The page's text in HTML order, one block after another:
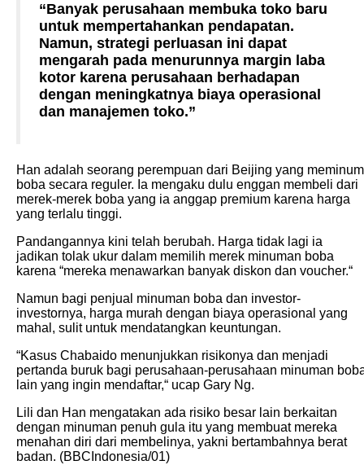
“Banyak perusahaan membuka toko baru
untuk mempertahankan pendapatan.
Namun, strategi perluasan ini dapat
mengarah pada menurunnya margin laba
kotor karena perusahaan berhadapan
dengan meningkatnya biaya operasional
dan manajemen toko.”
Han adalah seorang perempuan dari Beijing yang meminum
boba secara reguler. Ia mengaku dulu enggan membeli dari
merek-merek boba yang ia anggap premium karena harga
yang terlalu tinggi.
Pandangannya kini telah berubah. Harga tidak lagi ia
jadikan tolak ukur dalam memilih merek minuman boba
karena “mereka menawarkan banyak diskon dan voucher.“
Namun bagi penjual minuman boba dan investor-
investornya, harga murah dengan biaya operasional yang
mahal, sulit untuk mendatangkan keuntungan.
“Kasus Chabaido menunjukkan risikonya dan menjadi
pertanda buruk bagi perusahaan-perusahaan minuman
lain yang ingin mendaftar,“ ucap Gary Ng.
Lili dan Han mengatakan ada risiko besar lain berkaitan
dengan minuman penuh gula itu yang membuat mereka
menahan diri dari membelinya, yakni bertambahnya berat
badan. (BBCIndonesia/01)